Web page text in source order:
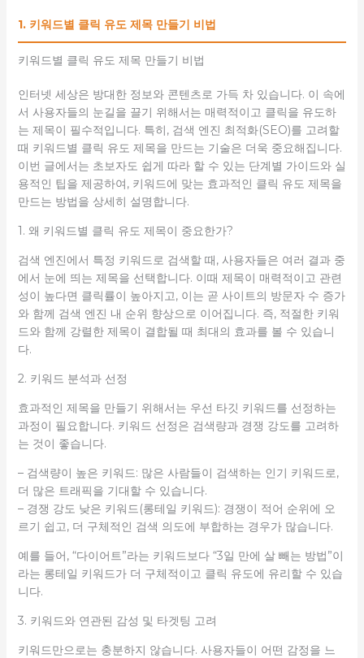
1. 키워드별 클릭 유도 제목 만들기 비법
키워드별 클릭 유도 제목 만들기 비법
인터넷 세상은 방대한 정보와 콘텐츠로 가득 차 있습니다. 이 속에
서 사용자들의 눈길을 끌기 위해서는 매력적이고 클릭을 유도하
는 제목이 필수적입니다. 특히, 검색 엔진 최적화(SEO)를 고려할
때 키워드별 클릭 유도 제목을 만드는 기술은 더욱 중요해집니다.
이번 글에서는 초보자도 쉽게 따라 할 수 있는 단계별 가이드와 실
용적인 팁을 제공하여, 키워드에 맞는 효과적인 클릭 유도 제목을
만드는 방법을 상세히 설명합니다.
1. 왜 키워드별 클릭 유도 제목이 중요한가?
검색 엔진에서 특정 키워드로 검색할 때, 사용자들은 여러 결과 중
에서 눈에 띄는 제목을 선택합니다. 이때 제목이 매력적이고 관련
성이 높다면 클릭률이 높아지고, 이는 곧 사이트의 방문자 수 증가
와 함께 검색 엔진 내 순위 향상으로 이어집니다. 즉, 적절한 키워
드와 함께 강렬한 제목이 결합될 때 최대의 효과를 볼 수 있습니
다.
2. 키워드 분석과 선정
효과적인 제목을 만들기 위해서는 우선 타깃 키워드를 선정하는
과정이 필요합니다. 키워드 선정은 검색량과 경쟁 강도를 고려하
는 것이 좋습니다.
– 검색량이 높은 키워드: 많은 사람들이 검색하는 인기 키워드로,
더 많은 트래픽을 기대할 수 있습니다.
– 경쟁 강도 낮은 키워드(롱테일 키워드): 경쟁이 적어 순위에 오
르기 쉽고, 더 구체적인 검색 의도에 부합하는 경우가 많습니다.
예를 들어, “다이어트”라는 키워드보다 “3일 만에 살 빼는 방법”이
라는 롱테일 키워드가 더 구체적이고 클릭 유도에 유리할 수 있습
니다.
3. 키워드와 연관된 감성 및 타겟팅 고려
키워드만으로는 충분하지 않습니다. 사용자들이 어떤 감정을 느